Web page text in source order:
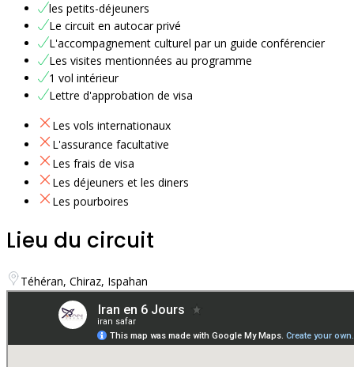
les petits-déjeuners
Le circuit en autocar privé
L'accompagnement culturel par un guide conférencier
Les visites mentionnées au programme
1 vol intérieur
Lettre d'approbation de visa
Les vols internationaux
L'assurance facultative
Les frais de visa
Les déjeuners et les diners
Les pourboires
Lieu du circuit
Téhéran, Chiraz, Ispahan